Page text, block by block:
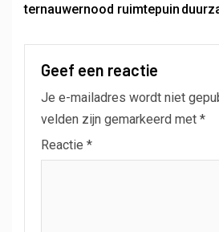
ternauwernood ruimtepuin
Geef een reactie
Je e-mailadres wordt niet
velden zijn gemarkeerd met *
Reactie *